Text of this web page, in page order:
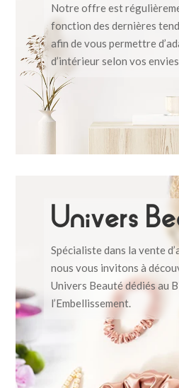
Notre offre est
fonction des dernières
afin de vous permettre
d’intérieur selon vos
Univers
Spécialiste dans la vente
nous vous invitons à
Univers Beauté dédiés au
l’Embellissement.